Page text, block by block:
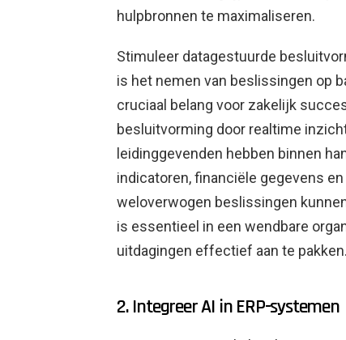
hulpbronnen te maximaliseren.
Stimuleer datagestuurde
is het nemen van beslissingen op
cruciaal belang voor zakelijk
besluitvorming door realtime
leidinggevenden hebben binnen
indicatoren, financiële gegevens
weloverwogen beslissingen
is essentieel in een wendbare
uitdagingen effectief aan te pakken.
2. Integreer AI in ERP-systemen